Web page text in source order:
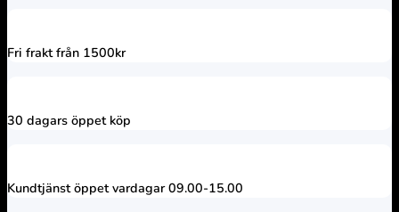
Fri frakt från 1500kr
30 dagars öppet köp
Kundtjänst öppet vardagar 09.00-15.00